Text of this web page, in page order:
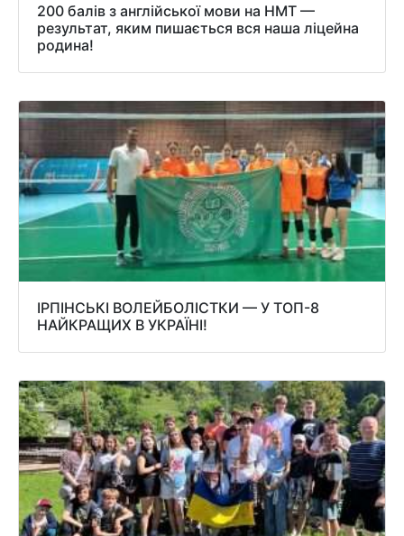
200 балів з англійської мови на НМТ —
результат, яким пишається вся наша ліцейна
родина!
ІРПІНСЬКІ ВОЛЕЙБОЛІСТКИ — У ТОП-8
НАЙКРАЩИХ В УКРАЇНІ!